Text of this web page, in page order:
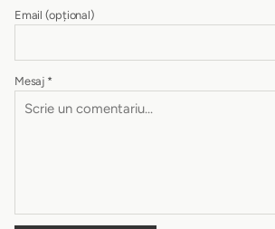
Email (opțional)
Mesaj *